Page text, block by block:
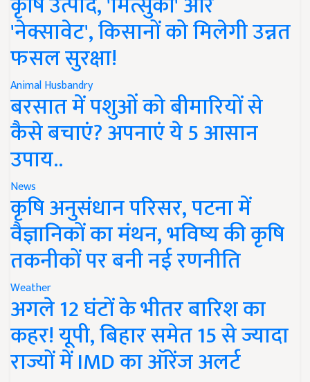
'नेक्सावेट', किसानों को मिलेगी उन्नत
फसल सुरक्षा!
Animal Husbandry
बरसात में पशुओं को बीमारियों से
कैसे बचाएं? अपनाएं ये 5 आसान
उपाय..
News
कृषि अनुसंधान परिसर, पटना में
वैज्ञानिकों का मंथन, भविष्य की कृषि
तकनीकों पर बनी नई रणनीति
Weather
अगले 12 घंटों के भीतर बारिश का
कहर! यूपी, बिहार समेत 15 से ज्यादा
राज्यों में IMD का ऑरेंज अलर्ट